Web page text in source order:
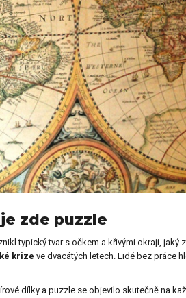
předměty jako
pro psa
zde puzzle
typický tvar s očkem a křivými okraji, jaký
krize ve dvacátých letech. Lidé bez práce
dílky a puzzle se objevilo skutečně na